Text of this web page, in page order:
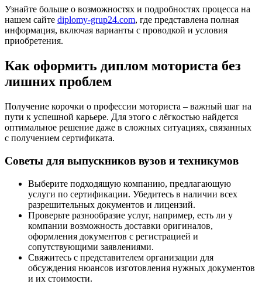
Узнайте больше о возможностях и подробностях процесса на
нашем сайте diplomy-grup24.com, где представлена полная
информация, включая варианты с проводкой и условия
приобретения.
Как оформить диплом моториста без
лишних проблем
Получение корочки о профессии моториста – важный шаг на
пути к успешной карьере. Для этого с лёгкостью найдется
оптимальное решение даже в сложных ситуациях, связанных
с получением сертификата.
Советы для выпускников вузов и техникумов
Выберите подходящую компанию, предлагающую
услуги по сертификации. Убедитесь в наличии всех
разрешительных документов и лицензий.
Проверьте разнообразие услуг, например, есть ли у
компании возможность доставки оригиналов,
оформления документов с регистрацией и
сопутствующими заявлениями.
Свяжитесь с представителем организации для
обсуждения нюансов изготовления нужных документов
и их стоимости.